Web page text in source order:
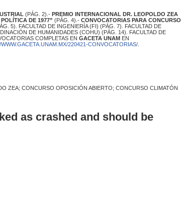
(PÁG. 2).- PREMIO INTERNACIONAL DR. LEOPOLDO ZEA
DE 1977” (PÁG. 4).- CONVOCATORIAS PARA CONCURSO
5). FACULTAD DE INGENIERÍA (FI) (PÁG. 7). FACULTAD DE
DE HUMANIDADES (COHU) (PÁG. 14). FACULTAD DE
COMPLETAS EN GACETA UNAM EN
WWW.GACETA.UNAM.MX/220421-CONVOCATORIAS/.
ZEA; CONCURSO OPOSICIÓN ABIERTO; CONCURSO CLIMATÓN
as crashed and should be